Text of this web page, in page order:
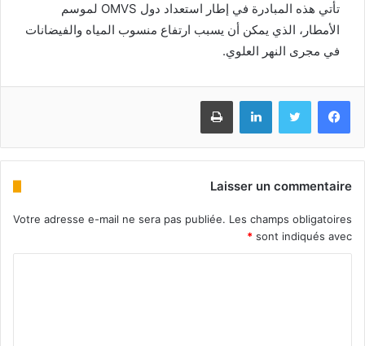
تأتي هذه المبادرة في إطار استعداد دول OMVS لموسم
الأمطار، الذي يمكن أن يسبب ارتفاع منسوب المياه والفيضانات
في مجرى النهر العلوي.
Facebook
Twitter
Linkedin
Imprimer
Laisser un commentaire
Votre adresse e-mail ne sera pas publiée. Les champs obligatoires
sont indiqués avec
*